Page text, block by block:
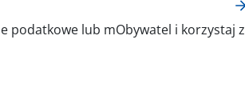
podatkowe lub mObywatel i korzystaj z